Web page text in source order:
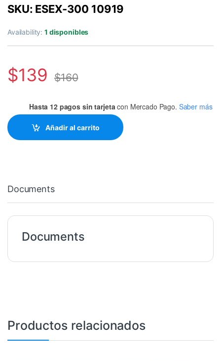
SKU: ESEX-300 10919
Availability:1 disponibles
$139 $160
Hasta 12 pagos sin tarjeta con Mercado Pago. Saber más
Añadir al carrito
Documents
Documents
Productos relacionados